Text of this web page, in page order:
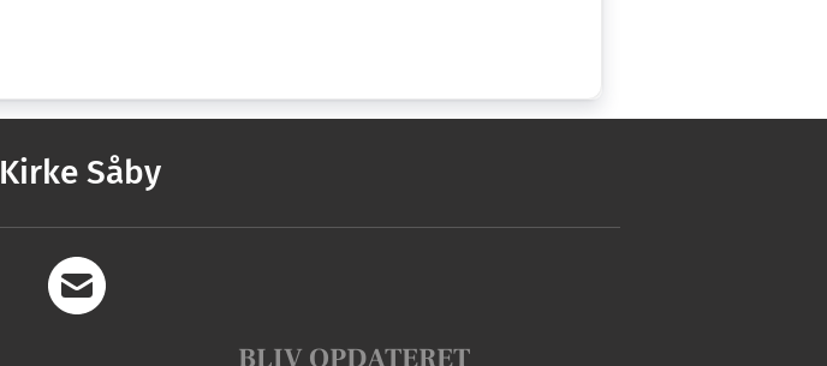
Kirke Såby
BLIV OPDATERET